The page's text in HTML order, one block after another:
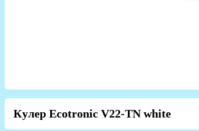
Кулер Ecotronic V22-TN white